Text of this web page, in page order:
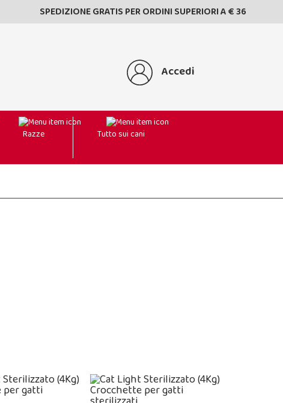
SPEDIZIONE GRATIS PER ORDINI SUPERIORI A € 36
Accedi
Razze Tutto sui cani